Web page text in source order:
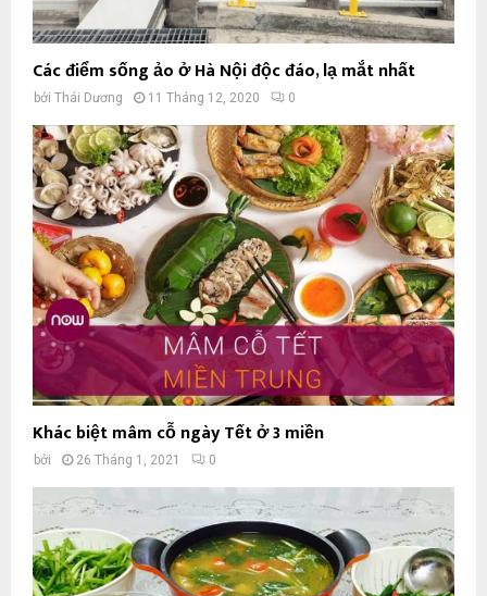
Các điểm sống ảo ở Hà Nội độc đáo, lạ mắt nhất
bởi Thái Dương 11 Tháng 12, 2020 0
Khác biệt mâm cỗ ngày Tết ở 3 miền
bởi 26 Tháng 1, 2021 0